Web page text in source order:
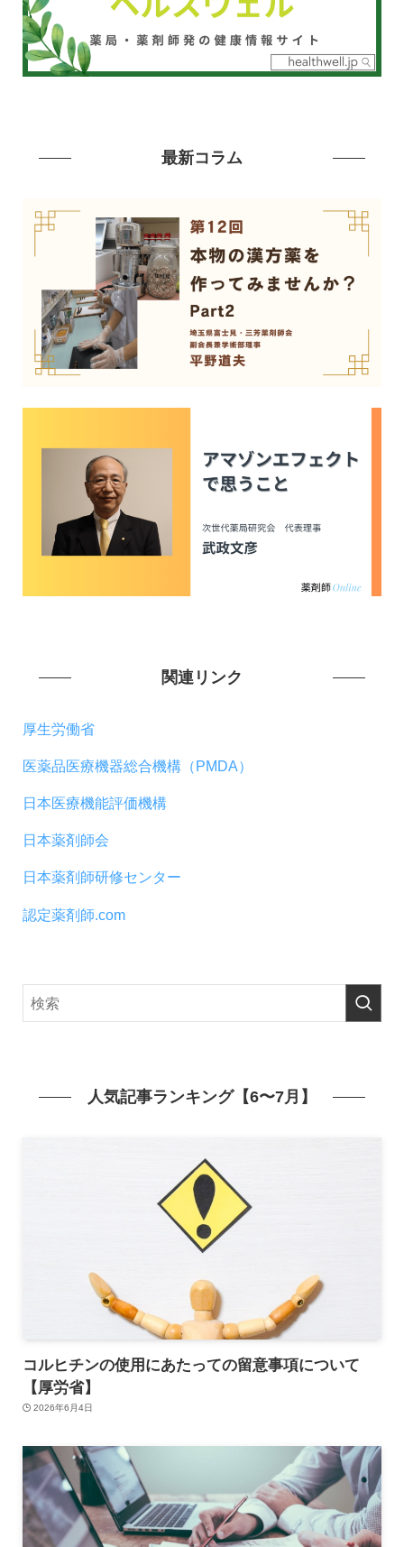
最新コラム
関連リンク
厚生労働省
医薬品医療機器総合機構（PMDA）
日本医療機能評価機構
日本薬剤師会
日本薬剤師研修センター
認定薬剤師.com
人気記事ランキング【6〜7月】
コルヒチンの使用にあたっての留意事項について
【厚労省】
2026年6月4日